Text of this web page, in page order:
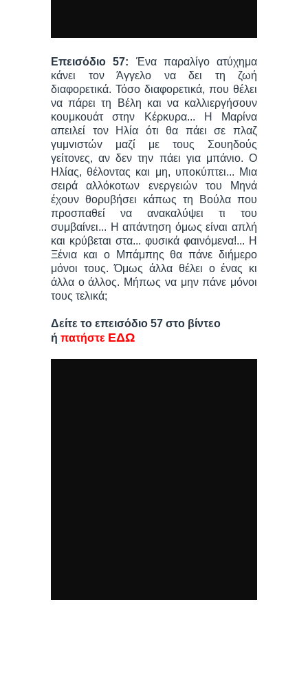
Επεισόδιο 57: Ένα παραλίγο ατύχημα
κάνει τον Άγγελο να δει τη ζωή
διαφορετικά. Τόσο διαφορετικά, που θέλει
να πάρει τη Βέλη και να καλλιεργήσουν
κουμκουάτ στην Κέρκυρα... Η Μαρίνα
απειλεί τον Ηλία ότι θα πάει σε πλαζ
γuμvιστώv μαζί με τους Σουηδούς
γείτονες, αν δεν την πάει για μπάνιο. Ο
Ηλίας, θέλοντας και μη, υποκύπτει... Μια
σειρά αλλόκοτων ενεργειών του Μηνά
έχουν θορυβήσει κάπως τη Βούλα που
προσπαθεί να ανακαλύψει τι του
συμβαίνει... Η απάντηση όμως είναι απλή
και κρύβεται στα... φυσικά φαινόμενα!... Η
Ξένια και ο Μπάμπης θα πάνε διήμερο
μόνοι τους. Όμως άλλα θέλει ο ένας κι
άλλα ο άλλος. Μήπως να μην πάνε μόνοι
τους τελικά;
Δείτε το επεισόδιο 57 στο βίντεο
ή πατήστε ΕΔΩ